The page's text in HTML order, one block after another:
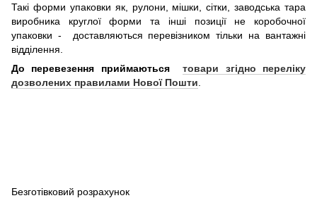
Такі форми упаковки як, рулони, мішки, сітки, заводська тара
виробника круглої форми та інші позиції не коробочної
упаковки - доставляються перевізником тільки на вантажні
відділення.
До перевезення приймаютьсятовари згідно переліку
дозволених правилами Нової Пошти
Безготівковий розрахунок